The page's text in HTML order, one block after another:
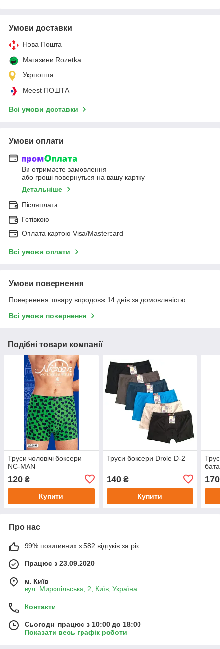
Умови доставки
Нова Пошта
Магазини Rozetka
Укрпошта
Meest ПОШТА
Всі умови доставки
Умови оплати
Ви отримаєте замовлення
або гроші повернуться на вашу картку
Детальніше
Післяплата
Готівкою
Оплата картою Visa/Mastercard
Всі умови оплати
Умови повернення
Повернення товару впродовж 14 днів за домовленістю
Всі умови повернення
Подібні товари компанії
Труси чоловічі боксери
NC-MAN
120 ₴
Купити
Труси боксери Drole D-2
140₴
Купити
170
Про нас
99% позитивних з 582 відгуків за рік
Працює з 23.09.2020
м. Київ
вул. Миропільська, 2, Київ, Україна
Контакти
Сьогодні працює з 10:00 до 18:00
Показати весь графік роботи